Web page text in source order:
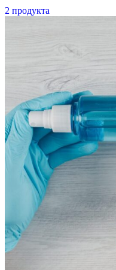
2 продукта